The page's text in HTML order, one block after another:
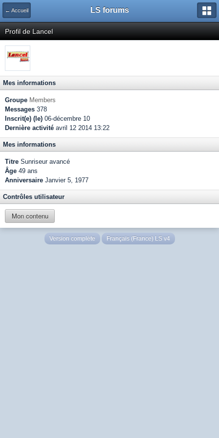
← Accueil LS forums
Profil de Lancel
Mes informations
Groupe Members
Messages 378
Inscrit(e) (le) 06-décembre 10
Dernière activité avril 12 2014 13:22
Mes informations
Titre Sunriseur avancé
Âge 49 ans
Anniversaire Janvier 5, 1977
Contrôles utilisateur
Mon contenu
Version complète Français (France) LS v4